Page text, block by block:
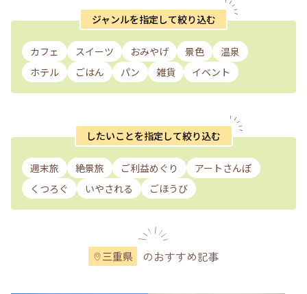
ジャンルを指定して絞り込む
カフェ スイーツ おみやげ 景色
温泉
ホテル
ごはん パン 雑貨 イベント
したいことを指定して絞り込む
週末旅 絶景旅 ご利益めぐり
アートさんぽ
くつろぐ
いやされる ごほうび
三重県 のおすすめ記事